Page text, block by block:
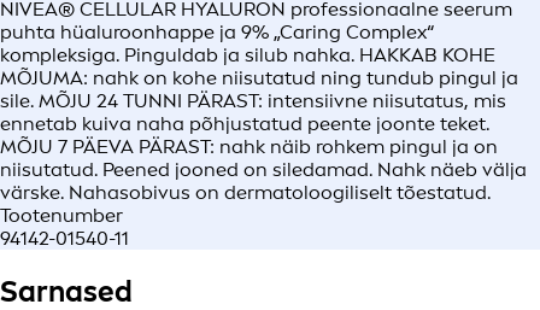
NIVEA® CELLULAR HYALURON professionaalne seerum
puhta hüaluroonhappe ja 9% „Caring Complex“
kompleksiga. Pinguldab ja silub nahka. HAKKAB KOHE
MÕJUMA: nahk on kohe niisutatud ning tundub pingul ja
sile. MÕJU 24 TUNNI PÄRAST: intensiivne niisutatus, mis
ennetab kuiva naha põhjustatud peente joonte teket.
MÕJU 7 PÄEVA PÄRAST: nahk näib rohkem pingul ja on
niisutatud. Peened jooned on siledamad. Nahk näeb välja
värske. Nahasobivus on dermatoloogiliselt tõestatud.
Tootenumber
94142-01540-11
Sarnased